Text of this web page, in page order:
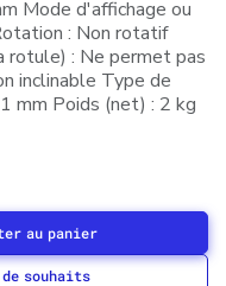
Mode d'affichage ou
: Non rotatif
rotule) : Ne permet pas
inclinable Type de
mm Poids (net) : 2 kg
au panier
souhaits